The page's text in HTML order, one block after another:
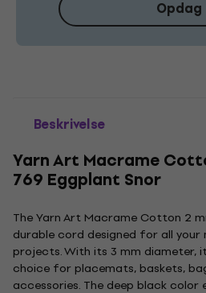
Opdag
Beskrivelse
Yarn Art Macrame
769 Eggplant Snor
The Yarn Art Macrame Cotton 2
durable cord designed for all
projects. With its 3 mm
choice for placemats, baskets,
accessories. The deep black color